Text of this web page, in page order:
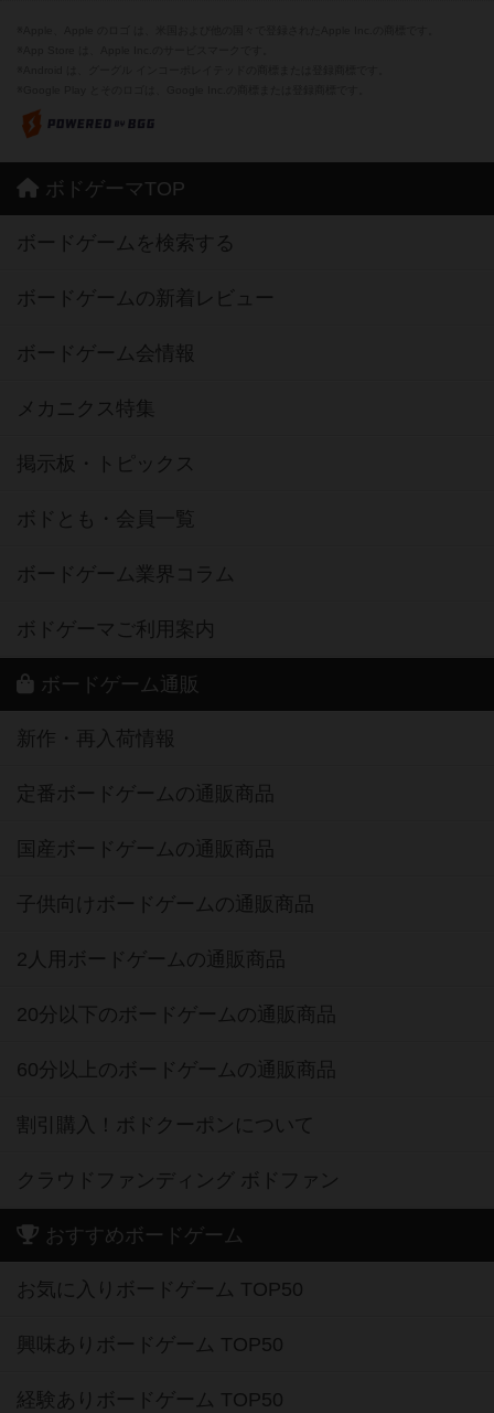
ボドゲーマTOP
ボードゲームを検索する
ボードゲームの新着レビュー
ボードゲーム会情報
メカニクス特集
掲示板・トピックス
ボドとも・会員一覧
ボードゲーム業界コラム
ボドゲーマご利用案内
ボードゲーム通販
新作・再入荷情報
定番ボードゲームの通販商品
国産ボードゲームの通販商品
子供向けボードゲームの通販商品
2人用ボードゲームの通販商品
20分以下のボードゲームの通販商品
60分以上のボードゲームの通販商品
割引購入！ボドクーポンについて
クラウドファンディング ボドファン
おすすめボードゲーム
お気に入りボードゲーム TOP50
興味ありボードゲーム TOP50
経験ありボードゲーム TOP50